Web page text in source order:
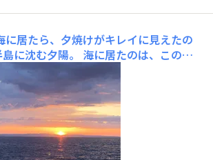
に居たら、夕焼けがキレイに見えたの
に沈む夕陽。 海に居たのは、この子
この子（スルメイカ）と、 この子（ケ
っていたからでした。 ちなみに、今の
えます。 早く帰ってヱビス飲も！